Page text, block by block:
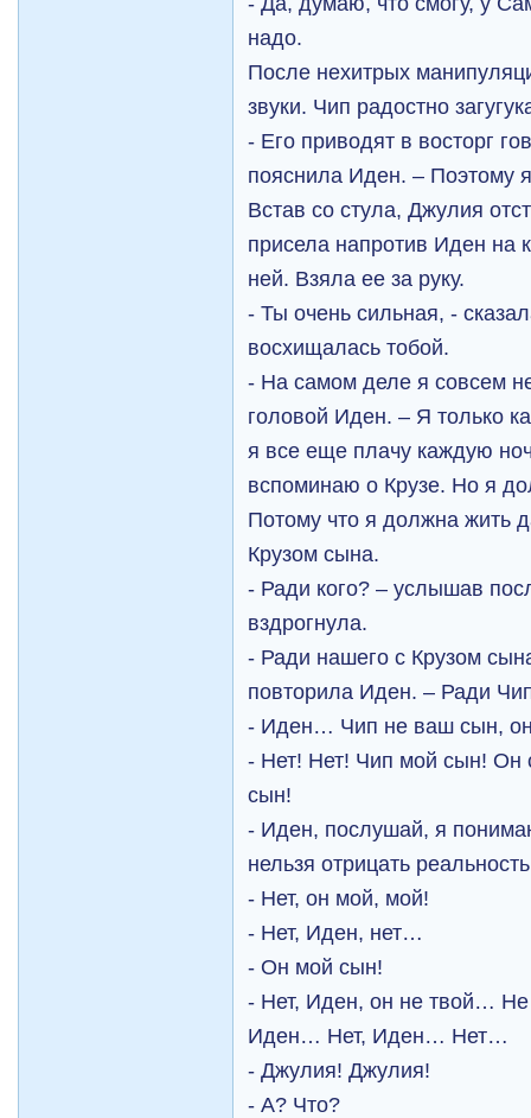
надо.
После нехитрых
звуки. Чип радостно
- Его приводят в восторг
пояснила Иден. – Поэтому
Встав со стула, Джулия
присела напротив Иден на
ней. Взяла ее за руку.
- Ты очень сильная, -
восхищалась тобой.
- На самом деле я совсем
головой Иден. – Я только
я все еще плачу каждую
вспоминаю о Крузе. Но я
Потому что я должна жить
Крузом сына.
- Ради кого? – услышав
вздрогнула.
- Ради нашего с Крузом
повторила Иден. – Ради
- Иден… Чип не ваш сын,
- Нет! Нет! Чип мой сын!
сын!
- Иден, послушай, я
нельзя отрицать
- Нет, он мой, мой!
- Нет, Иден, нет…
- Он мой сын!
- Нет, Иден, он не твой…
Иден… Нет, Иден… Нет…
- Джулия! Джулия!
- А? Что?